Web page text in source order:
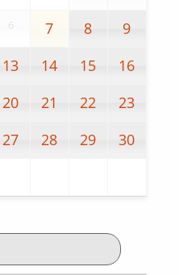
6 7 8
9
13 14 15
16
20 21 22
23
27 28 29
30